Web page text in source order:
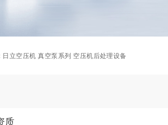
日立空压机 真空泵系列 空压机后处理设备
质